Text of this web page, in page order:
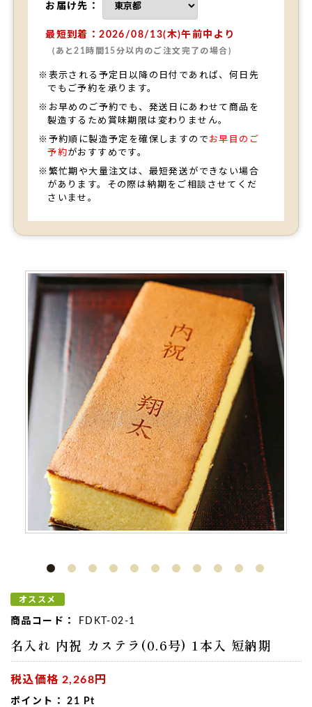
お届け先：
最短到着：2026/08/13(木)午前中より
(あと21時間15分以内のご注文完了の場合)
※表示される予定日以降の日付であれば、何日先
でもご予約を承ります。
※お早めのご予約でも、発送日にあわせて商品を
製造するため賞味期限は変わりません。
※予約順に製造予定を確保しますので お早目のご
予約がおすすめです。
※繁忙期や大量注文は、最短発送ができない場合
があります。その際は納期をご相談させてくだ
さいませ。
オススメ
商品コード： FDKT-02-1
名入れ 内祝 カステラ(0.6号) 1本入 短納期
税込価格 2,268円
ポイント： 21 Pt